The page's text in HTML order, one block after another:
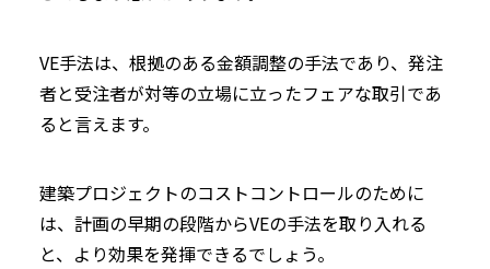
VE手法は、根拠のある金額調整の手法であり、発注
者と受注者が対等の立場に立ったフェアな取引であ
ると言えます。
建築プロジェクトのコストコントロールのために
は、計画の早期の段階からVEの手法を取り入れる
と、より効果を発揮できるでしょう。